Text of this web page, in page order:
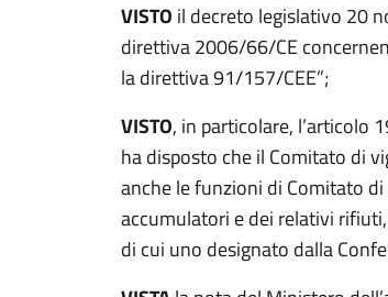
VISTO il decreto legislativo 20
direttiva 2006/66/CE
la direttiva 91/157/CEE”;
VISTO, in particolare, l’articolo
ha disposto che il Comitato di
anche le funzioni di Comitato
accumulatori e dei relativi
di cui uno designato dalla